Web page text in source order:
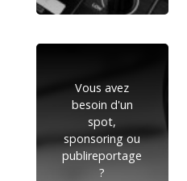
Vous avez
besoin d'un
spot,
sponsoring ou
publireportage
?